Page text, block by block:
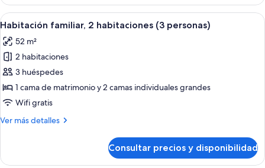
(Triple)
Abrir
todas
las
fotos
de
Habitación
familiar,
habitaciones
Habitación de hotel con una cama
11
Habitación familiar, 2 habitaciones (3 personas)
52 m²
2 habitaciones
3 huéspedes
1 cama de matrimonio y 2 camas individuales grandes
Wifi gratis
Ver más detalles
Más
familiar,
Consultar precios y disponibilidad